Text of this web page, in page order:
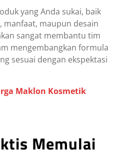
yang Anda sukai, baik
manfaat, maupun desain
sangat membantu tim
mengembangkan formula
sesuai dengan ekspektasi
Maklon Kosmetik
Memulai